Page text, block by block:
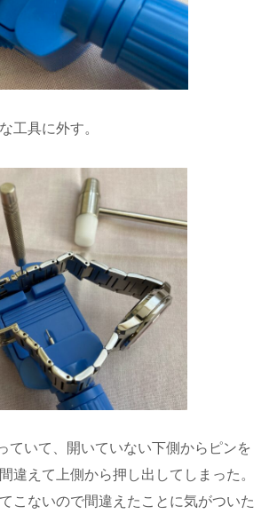
工具に外す。
ていて、開いていない下側からピンを
違えて上側から押し出してしまった。
こないので間違えたことに気がついた